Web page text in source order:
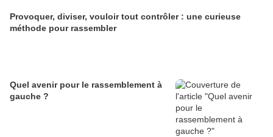
Provoquer, diviser, vouloir tout contrôler : une curieuse
méthode pour rassembler
Quel avenir pour le rassemblement à
gauche ?